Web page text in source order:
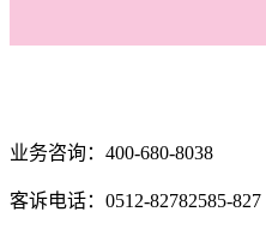
业务咨询：400-680-8038
客诉电话：0512-82782585-827